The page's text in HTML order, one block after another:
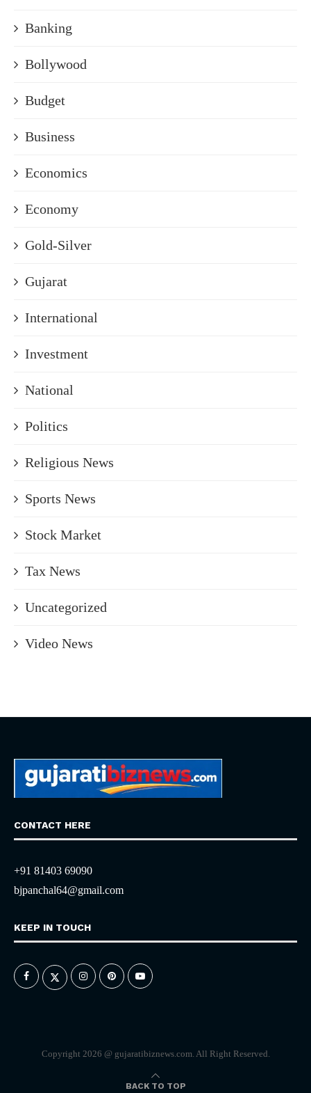
Banking
Bollywood
Budget
Business
Economics
Economy
Gold-Silver
Gujarat
International
Investment
National
Politics
Religious News
Sports News
Stock Market
Tax News
Uncategorized
Video News
CONTACT HERE
+91 81403 69090
bjpanchal64@gmail.com
KEEP IN TOUCH
Copyright 2026 @ gujaratibiznews.com. All Right Reserved.
BACK TO TOP